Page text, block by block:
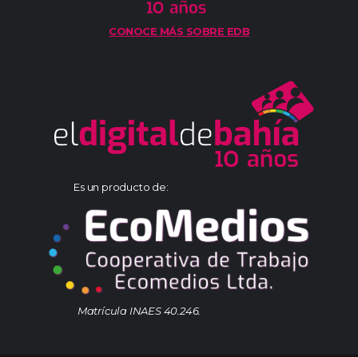
CONOCE MÁS SOBRE EDB
Es un producto de:
Matrícula INAES 40.246.